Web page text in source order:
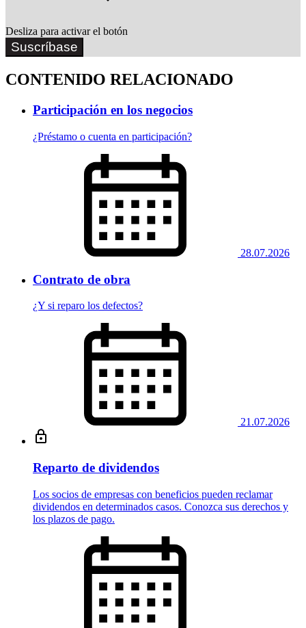
Desliza para activar el botón
Suscríbase
CONTENIDO RELACIONADO
Participación en los negocios
¿Préstamo o cuenta en participación?
28.07.2026
Contrato de obra
¿Y si reparo los defectos?
21.07.2026
Reparto de dividendos
Los socios de empresas con beneficios pueden reclamar
dividendos en determinados casos. Conozca sus derechos y
los plazos de pago.